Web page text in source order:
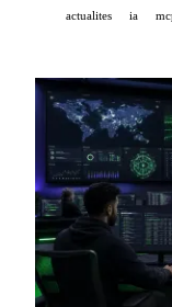
actualites ia